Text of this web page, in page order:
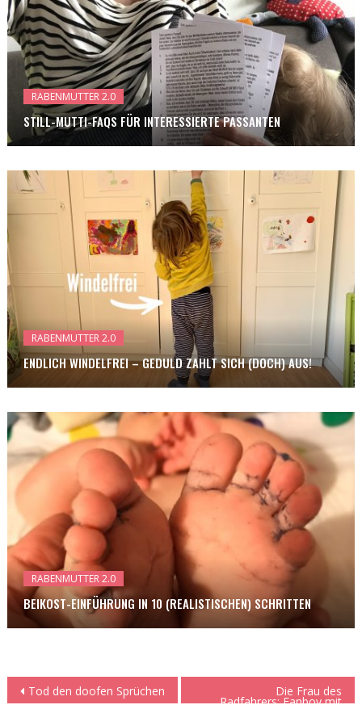
RABENMUTTER 2.0
STILL-MUTTI-FAQS FÜR INTERESSIERTE PASSANTEN
RABENMUTTER 2.0
ENDLICH WINDELFREI – GEDULD ZAHLT SICH (DOCH) AUS!
RABENMUTTER 2.0
BEIKOST-EINFÜHRUNG IN 10 (REALISTISCHEN) SCHRITTEN
Beitragsnavigation
Tod den doofen Sprüchen Die Frau des
Radfahrers: Fanboy mit